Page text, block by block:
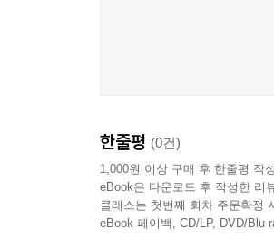
한줄평 (0건)
1,000원 이상 구매 후 한줄평 작
eBook은 다운로드 후 작성한 리
클래스는 첫번째 회차 주문확정
eBook 페이백, CD/LP, DVD/